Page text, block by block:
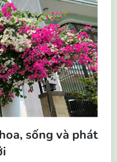
sống và phát